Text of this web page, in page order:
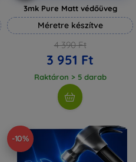
3mk Pure Matt védőüveg
Méretre készítve
4 390 Ft
3 951 Ft
Raktáron > 5 darab
-10%